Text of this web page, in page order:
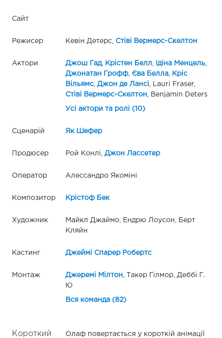
Сайт
Режисер Кевін Детерс, Стіві Вермерс-Скелтон
Актори Джош Гад, Крістен Белл Ідіна Менцель,
Джонатан Грофф, Єва Белла,
Кріс
Вільямс, Джон де Лансі , Lauri Fraser,
Стіві Вермерс-Скелтон , Benjamin Deters
Усі актори та ролі (10)
Сценарій Як Шефер
Продюсер Рой Конлі, Джон Лассетер
Оператор Алессандро Якоміні
Композитор Крістоф Бек
Художник
Майкл Джаймо, Ендрю Лоусон, Берт
Кляйн
Кастинг Джеймі Спарер Робертс
Монтаж Джеремі Мілтон , Такер Гілмор, Деббі Г.
Ю
Вся команда (82)
Короткий
Олаф повертається у короткій анімації